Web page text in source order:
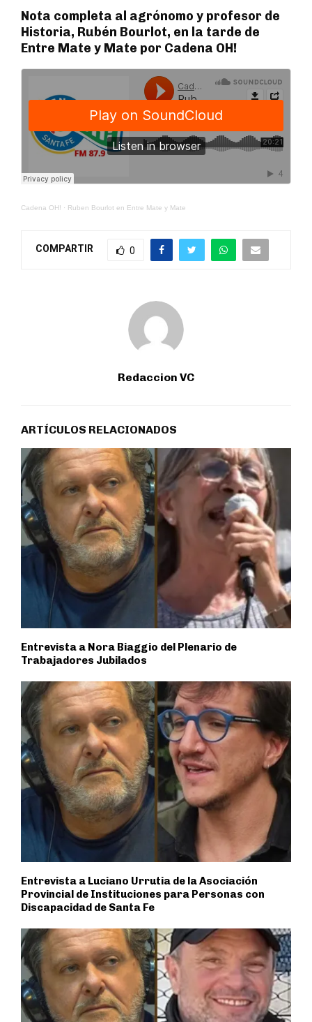
Nota completa al agrónomo y profesor de
Historia, Rubén Bourlot, en la tarde de
Entre Mate y Mate por Cadena OH!
Cadena OH! · Ruben Bourlot en Entre Mate y Mate
COMPARTIR 0
Redaccion VC
ARTÍCULOS RELACIONADOS
Entrevista a Nora Biaggio del Plenario de
Trabajadores Jubilados
Entrevista a Luciano Urrutia de la Asociación
Provincial de Instituciones para Personas con
Discapacidad de Santa Fe